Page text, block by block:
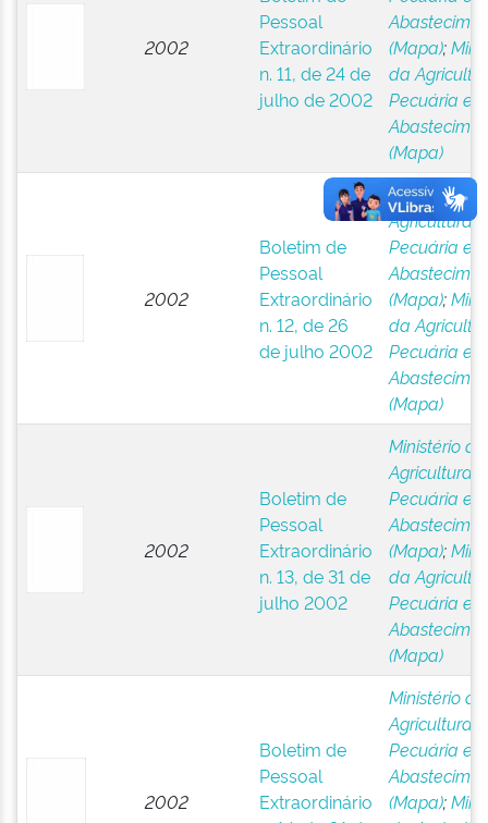
2002
Pessoal
Extraordinário
n. 11, de 24 de
julho de 2002
(Mapa);
da
Pecuária e
(Mapa)
2002
Boletim de
Pessoal
Extraordinário
n. 12, de 26
de julho 2002
Ministério da
Agricultura,
Pecuária e
(Mapa);
da
Pecuária e
(Mapa)
2002
Boletim de
Pessoal
Extraordinário
n. 13, de 31 de
julho 2002
Ministério da
Agricultura,
Pecuária e
(Mapa);
da
Pecuária e
(Mapa)
2002
Boletim de
Pessoal
Extraordinário
Ministério da
Agricultura,
Pecuária e
(Mapa);